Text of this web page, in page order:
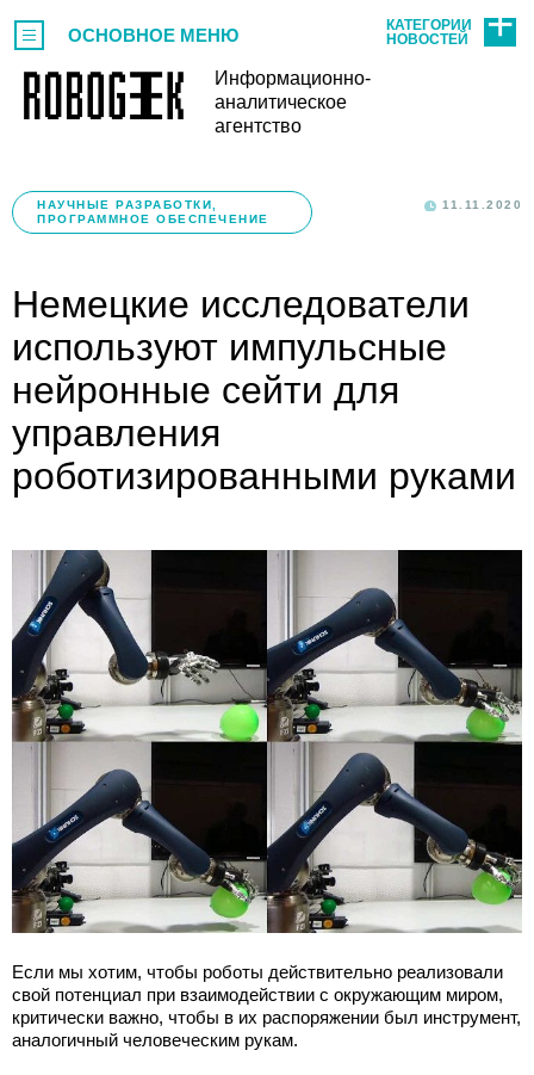
Информационно-
аналитическое
агентство
ОСНОВНОЕ МЕНЮ
КАТЕГОРИИ
НОВОСТЕЙ
НАУЧНЫЕ РАЗРАБОТКИ,
ПРОГРАММНОЕ ОБЕСПЕЧЕНИЕ
11.11.2020
Немецкие исследователи
используют импульсные
нейронные сейти для
управления
роботизированными руками
Если мы хотим, чтобы роботы действительно реализовали
свой потенциал при взаимодействии с окружающим миром,
критически важно, чтобы в их распоряжении был инструмент,
аналогичный человеческим рукам.